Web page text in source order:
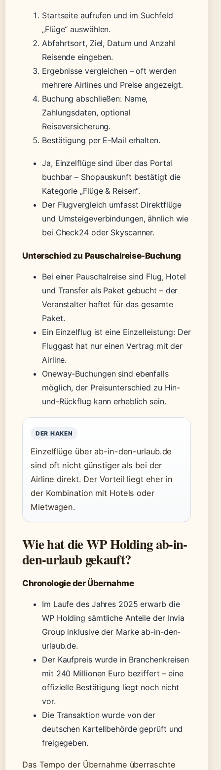
Startseite aufrufen und im Suchfeld
„Flüge“ auswählen.
Abfahrtsort, Ziel, Datum und Anzahl
Reisende eingeben.
Ergebnisse vergleichen – oft werden
mehrere Airlines und Preise angezeigt.
Buchung abschließen: Name,
Zahlungsdaten, optional
Reiseversicherung.
Bestätigung per E-Mail erhalten.
Ja, Einzelflüge sind über das Portal
buchbar – Shopauskunft bestätigt die
Kategorie „Flüge & Reisen“.
Der Flugvergleich umfasst Direktflüge
und Umsteigeverbindungen, ähnlich wie
bei Check24 oder Skyscanner.
Unterschied zu Pauschalreise-Buchung
Bei einer Pauschalreise sind Flug, Hotel
und Transfer als Paket gebucht – der
Veranstalter haftet für das gesamte
Paket.
Ein Einzelflug ist eine Einzelleistung: Der
Fluggast hat nur einen Vertrag mit der
Airline.
Oneway-Buchungen sind ebenfalls
möglich, der Preisunterschied zu Hin-
und-Rückflug kann erheblich sein.
DER HAKEN
Einzelflüge über ab-in-den-urlaub.de
sind oft nicht günstiger als bei der
Airline direkt. Der Vorteil liegt eher in
der Kombination mit Hotels oder
Mietwagen.
Wie hat die WP Holding ab-in-
den-urlaub gekauft?
Chronologie der Übernahme
Im Laufe des Jahres 2025 erwarb die
WP Holding sämtliche Anteile der Invia
Group inklusive der Marke ab-in-den-
urlaub.de.
Der Kaufpreis wurde in Branchenkreisen
mit 240 Millionen Euro beziffert – eine
offizielle Bestätigung liegt noch nicht
vor.
Die Transaktion wurde von der
deutschen Kartellbehörde geprüft und
freigegeben.
Das Tempo der Übernahme überraschte